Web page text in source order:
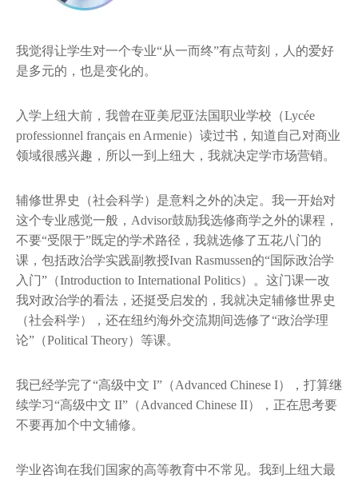
我觉得让学生对一个专业“从一而终”有点苛刻，人的爱好
是多元的，也是变化的。
入学上纽大前，我曾在亚美尼亚法国职业学校（Lycée
professionnel français en Armenie）读过书，知道自己对商业
领域很感兴趣，所以一到上纽大，我就决定学市场营销。
辅修世界史（社会科学）是意料之外的决定。我一开始对
这个专业感觉一般，Advisor鼓励我选修商学之外的课程，
不要“受限于”既定的学术路径，我就选修了五花八门的
课，包括政治学实践副教授Ivan Rasmussen的“国际政治学
入门”（Introduction to International Politics）。这门课一改
我对政治学的看法，还挺受启发的，我就决定辅修世界史
（社会科学），还在纽约海外交流期间选修了“政治学理
论”（Political Theory）等课。
我已经学完了“高级中文 I”（Advanced Chinese I），打算继
续学习“高级中文 II”（Advanced Chinese II），正在思考要
不要再加个中文辅修。
学业咨询在我们国家的高等教育中不常见。我到上纽大最